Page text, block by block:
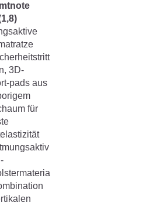
& Schnuffeltuch
& AKTIONEN
3D-
pads aus
für